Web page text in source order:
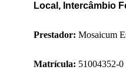
Local, Intercâmbio
Prestador: Mosaicum
Matrícula: 51004352-0